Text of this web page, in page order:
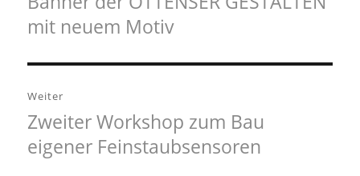
Beitrag:
mit neuem Motiv
Weiter
Nächster
Beitrag:
Zweiter Workshop zum Bau
eigener Feinstaubsensoren